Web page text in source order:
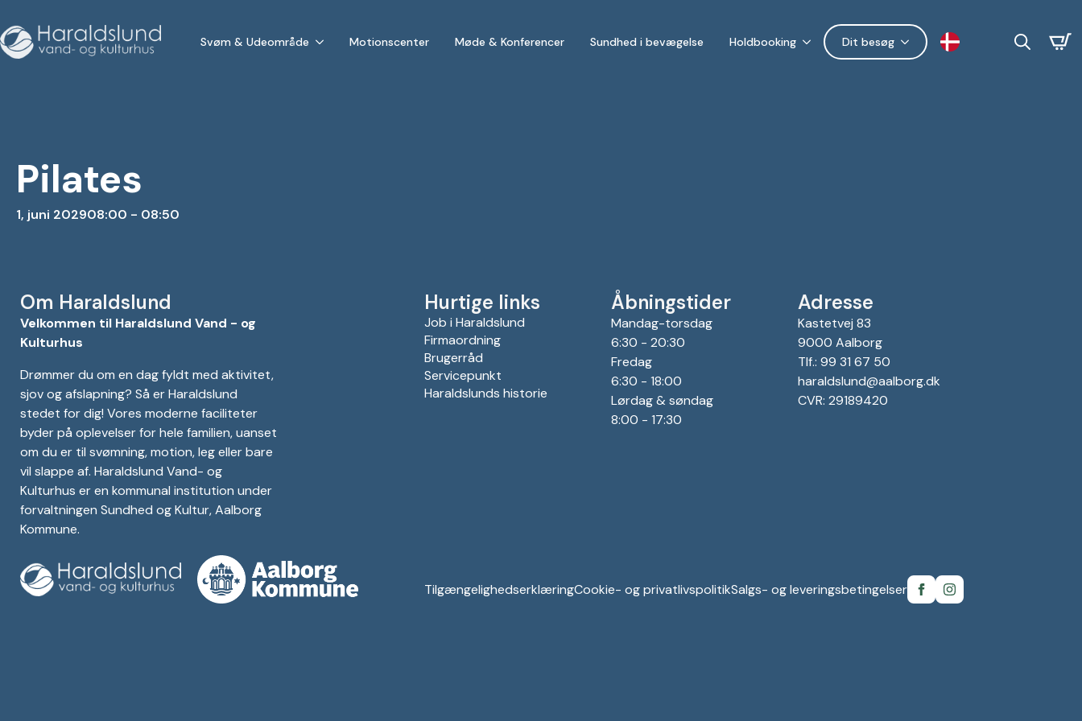
Svøm & Udeområde Motionscenter Møde & Konferencer Sundhed i bevægelse Holdbooking Dit besøg
Pilates
1, juni 202908:00 - 08:50
Om Haraldslund
Velkommen til Haraldslund Vand - og
Kulturhus
Drømmer du om en dag fyldt med aktivitet,
sjov og afslapning? Så er Haraldslund
stedet for dig! Vores moderne faciliteter
byder på oplevelser for hele familien, uanset
om du er til svømning, motion, leg eller bare
vil slappe af. Haraldslund Vand- og
Kulturhus er en kommunal institution under
forvaltningen Sundhed og Kultur, Aalborg
Kommune.
Hurtige links
Job i Haraldslund
Firmaordning
Brugerråd
Servicepunkt
Haraldslunds historie
Åbningstider
Mandag-torsdag
6:30 - 20:30
Fredag
6:30 - 18:00
Lørdag & søndag
8:00 - 17:30
Adresse
Kastetvej 83
9000 Aalborg
Tlf.: 99 31 67 50
haraldslund@aalborg.dk
CVR: 29189420
TilgængelighedserklæringCookie- og privatlivspolitikSalgs- og leveringsbetingelser